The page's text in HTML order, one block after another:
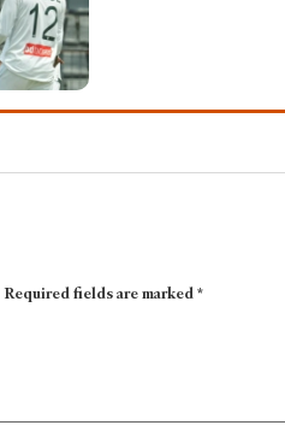
Required fields are marked*